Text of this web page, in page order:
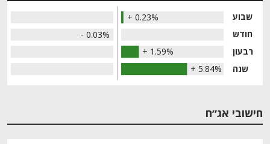
+ 0.23%
- 0.03%
+ 1.59%
+ 5.84% שנה
רבעון
חודש
שבוע
חישובי אג״ח